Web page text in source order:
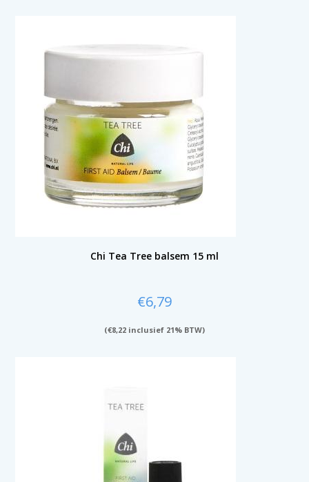
Chi Tea Tree balsem 15 ml
€6,79
(€8,22 inclusief 21% BTW)